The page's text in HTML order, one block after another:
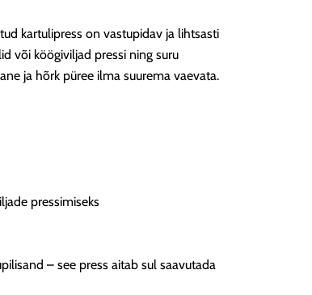
kartulipress on vastupidav ja lihtsasti
või köögiviljad pressi ning suru
ja hõrk püree ilma suurema vaevata.
pressimiseks
– see press aitab sul saavutada